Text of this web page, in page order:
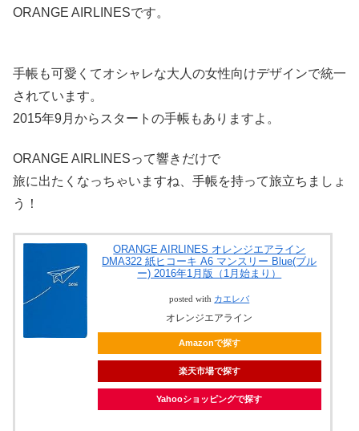
ORANGE AIRLINESです。
手帳も可愛くてオシャレな大人の女性向けデザインで統一
されています。
2015年9月からスタートの手帳もありますよ。
ORANGE AIRLINESって響きだけで
旅に出たくなっちゃいますね、手帳を持って旅立ちましょ
う！
ORANGE AIRLINES オレンジエアライン
DMA322 紙ヒコーキ A6 マンスリー Blue(ブル
ー) 2016年1月版（1月始まり）
posted with カエレバ
オレンジエアライン
Amazonで探す
楽天市場で探す
Yahooショッピングで探す